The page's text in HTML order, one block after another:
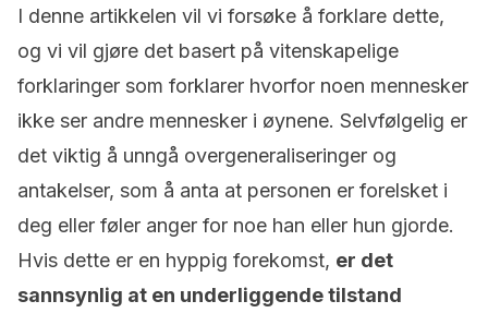
I denne artikkelen vil vi forsøke å forklare dette,
og vi vil gjøre det basert på vitenskapelige
forklaringer som forklarer hvorfor noen mennesker
ikke ser andre mennesker i øynene. Selvfølgelig er
det viktig å unngå overgeneraliseringer og
antakelser, som å anta at personen er forelsket i
deg eller føler anger for noe han eller hun gjorde.
Hvis dette er en hyppig forekomst, er det
sannsynlig at en underliggende tilstand